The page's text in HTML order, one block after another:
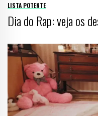
LISTA POTENTE
Dia do Rap: veja os